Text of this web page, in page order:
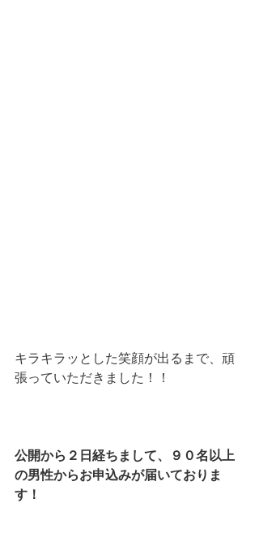
キラキラッとした笑顔が出るまで、頑
張っていただきました！！
公開から２日経ちまして、９０名以上
の男性からお申込みが届いておりま
す！